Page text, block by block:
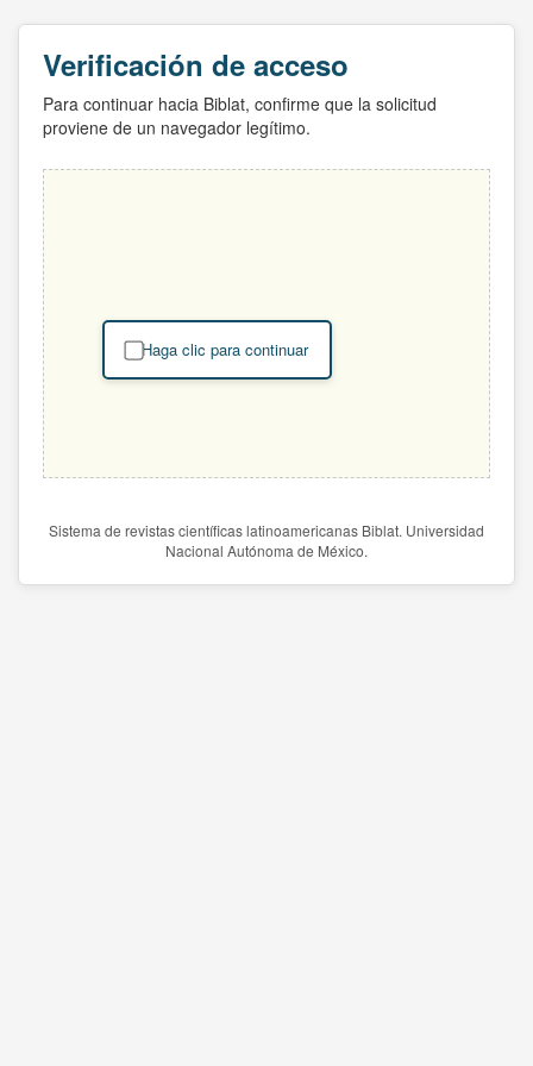
Verificación de acceso
Para continuar hacia Biblat, confirme que la solicitud
proviene de un navegador legítimo.
Haga clic para continuar
Sistema de revistas científicas latinoamericanas Biblat. Universidad
Nacional Autónoma de México.